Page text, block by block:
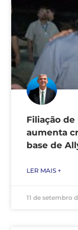
Filiação de
aumenta
base de
LER MAIS +
11 de setembro